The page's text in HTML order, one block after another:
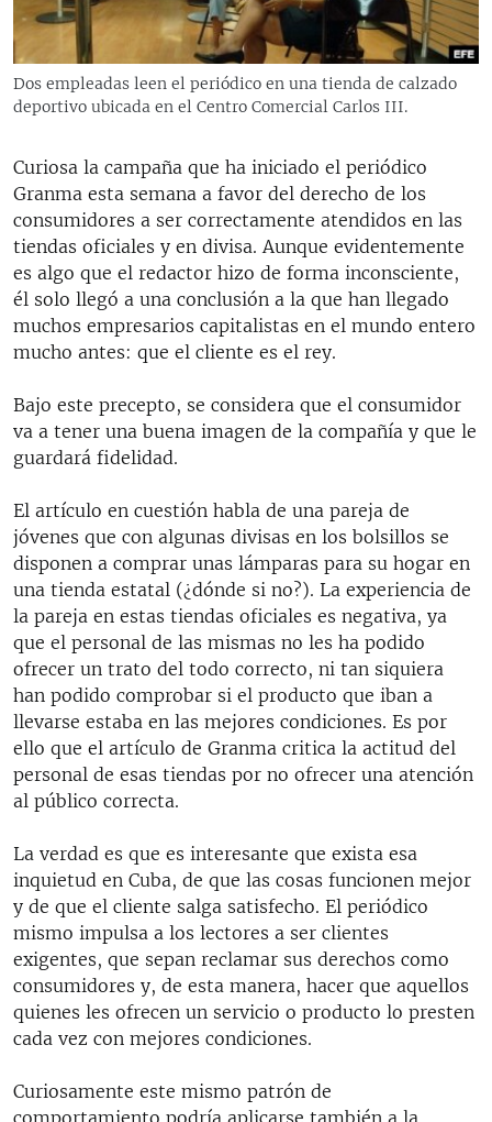
RADIO MARTÍ
ESPECIALES
ESPECIALES
SER VIEJO EN CUBA
KENTU-CUBANO
LOS SANTOS DE HIALEAH
DESINFORMACIÓN RUSA EN AMÉRICA LATINA
LA INVASIÓN DE RUSIA A UCRANIA
MULTIMEDIA
SÍGUENOS
Dos empleadas leen el periódico en una tienda de calzado
deportivo ubicada en el Centro Comercial Carlos III.
Curiosa la campaña que ha iniciado el periódico
Granma esta semana a favor del derecho de los
consumidores a ser correctamente atendidos en las
tiendas oficiales y en divisa. Aunque evidentemente
es algo que el redactor hizo de forma inconsciente,
él solo llegó a una conclusión a la que han llegado
muchos empresarios capitalistas en el mundo entero
mucho antes: que el cliente es el rey.
Bajo este precepto, se considera que el consumidor
va a tener una buena imagen de la compañía y que le
guardará fidelidad.
El artículo en cuestión habla de una pareja de
jóvenes que con algunas divisas en los bolsillos se
disponen a comprar unas lámparas para su hogar en
una tienda estatal (¿dónde si no?). La experiencia de
la pareja en estas tiendas oficiales es negativa, ya
que el personal de las mismas no les ha podido
ofrecer un trato del todo correcto, ni tan siquiera
han podido comprobar si el producto que iban a
llevarse estaba en las mejores condiciones. Es por
ello que el artículo de Granma critica la actitud del
personal de esas tiendas por no ofrecer una atención
al público correcta.
La verdad es que es interesante que exista esa
inquietud en Cuba, de que las cosas funcionen mejor
y de que el cliente salga satisfecho. El periódico
mismo impulsa a los lectores a ser clientes
exigentes, que sepan reclamar sus derechos como
consumidores y, de esta manera, hacer que aquellos
quienes les ofrecen un servicio o producto lo presten
cada vez con mejores condiciones.
Curiosamente este mismo patrón de
comportamiento podría aplicarse también a la